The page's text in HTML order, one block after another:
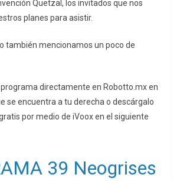
Quetzal, los invitados que nos
planes para asistir.
también mencionamos un poco de
directamente en Robotto.mx en
se encuentra a tu derecha o descárgalo
por medio de iVoox en el siguiente
39 Neogrises